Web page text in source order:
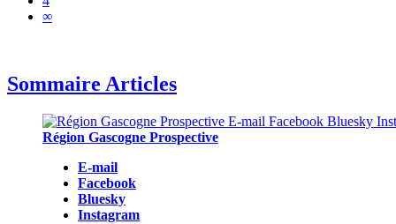
∞
Sommaire Articles
Région Gascogne Prospective
E-mail
Facebook
Bluesky
Instagram